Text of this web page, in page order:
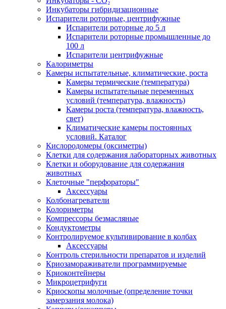
Инкубаторы гибридизационные
Испарители роторные, центрифужные
Испарители роторные до 5 л
Испарители роторные промышленные до
100 л
Испарители центрифужные
Калориметры
Камеры испытательные, климатические, роста
Камеры термические (температура)
Камеры испытательные переменных
условий (температура, влажность)
Камеры роста (температура, влажность,
свет)
Климатические камеры постоянных
условий. Каталог
Кислородомеры (оксиметры)
Клетки для содержания лабораторных животных
Клетки и оборудование для содержания
животных
Клеточные "перфораторы"
Аксессуары
Колбонагреватели
Колориметры
Компрессоры безмасляные
Кондуктометры
Контролируемое культивирование в колбах
Аксессуары
Контроль стерильности препаратов и изделий
Криозамораживатели программируемые
Криоконтейнеры
Микроцетрифуги
Криоскопы молочные (определение точки
замерзания молока)